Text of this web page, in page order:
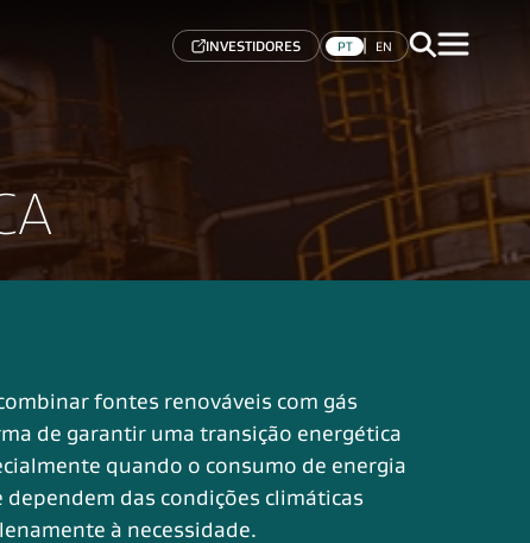
INVESTIDORES PT | EN
fontes renováveis com gás
de garantir uma transição energética
quando o consumo de energia
das condições climáticas
à necessidade.